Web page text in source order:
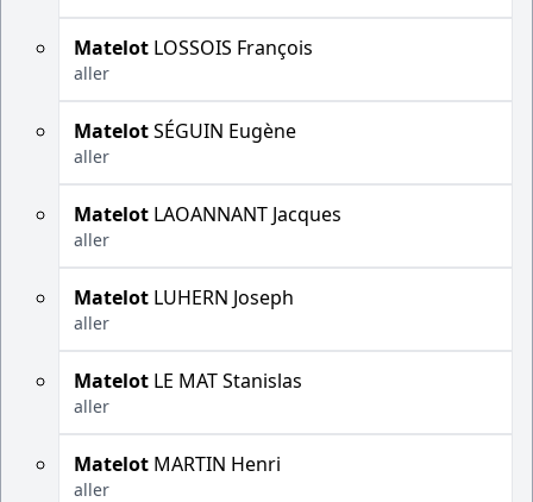
Matelot LOSSOIS François
aller
MatelotSÉGUIN Eugène
aller
Matelot LAOANNANT Jacques
aller
Matelot LUHERN Joseph
aller
Matelot LE MAT Stanislas
aller
Matelot MARTIN Henri
aller